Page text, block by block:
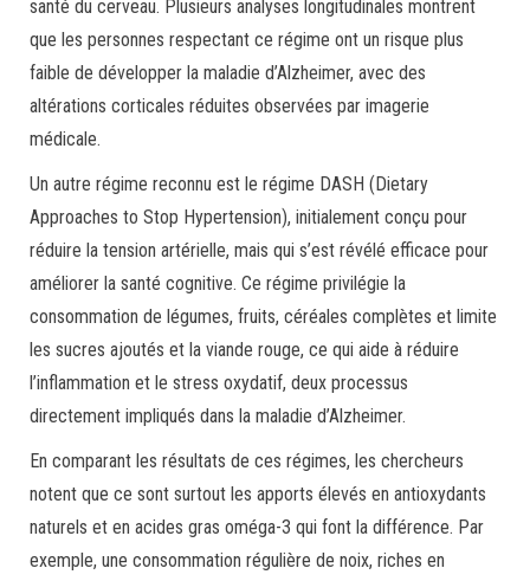
santé du cerveau. Plusieurs analyses longitudinales montrent
que les personnes respectant ce régime ont un risque plus
faible de développer la maladie d’Alzheimer, avec des
altérations corticales réduites observées par imagerie
médicale.
Un autre régime reconnu est le régime DASH (Dietary
Approaches to Stop Hypertension), initialement conçu pour
réduire la tension artérielle, mais qui s’est révélé efficace pour
améliorer la santé cognitive. Ce régime privilégie la
consommation de légumes, fruits, céréales complètes et limite
les sucres ajoutés et la viande rouge, ce qui aide à réduire
l’inflammation et le stress oxydatif, deux processus
directement impliqués dans la maladie d’Alzheimer.
En comparant les résultats de ces régimes, les chercheurs
notent que ce sont surtout les apports élevés en antioxydants
naturels et en acides gras oméga-3 qui font la différence. Par
exemple, une consommation régulière de noix, riches en